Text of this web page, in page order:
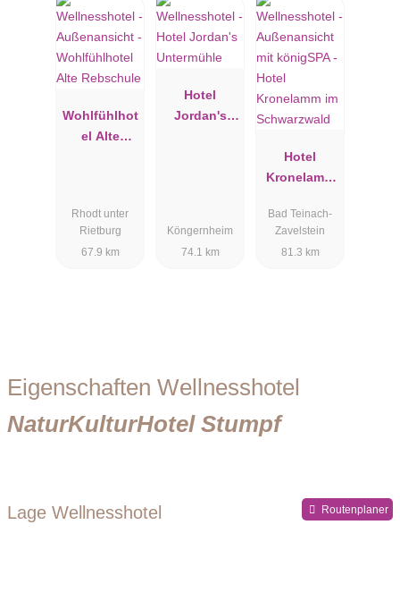
Wohlfühlhot
el Alte
Rhodt unter
Rietburg
67.9 km
Hotel
Jordan's
Köngernheim
74.1 km
Hotel
Kronelamm
Schwarzwal
d
Bad Teinach-
Zavelstein
81.3 km
Eigenschaften Wellnesshotel
NaturKulturHotel Stumpf
Lage Wellnesshotel Routenplaner